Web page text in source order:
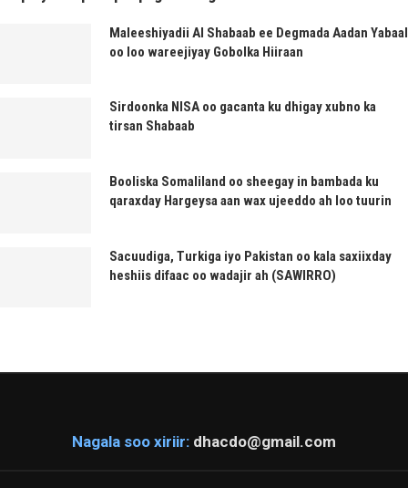
Maleeshiyadii Al Shabaab ee Degmada Aadan Yabaal
oo loo wareejiyay Gobolka Hiiraan
Sirdoonka NISA oo gacanta ku dhigay xubno ka
tirsan Shabaab
Booliska Somaliland oo sheegay in bambada ku
qaraxday Hargeysa aan wax ujeeddo ah loo tuurin
Sacuudiga, Turkiga iyo Pakistan oo kala saxiixday
heshiis difaac oo wadajir ah (SAWIRRO)
Nagala soo xiriir: dhacdo@gmail.com